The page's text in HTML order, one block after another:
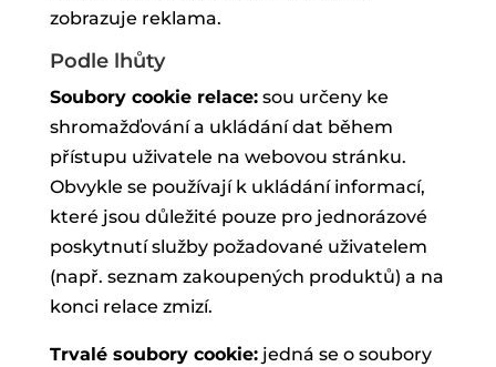
zobrazuje reklama.
Podle lhůty
Soubory cookie relace:sou určeny ke
shromažďování a ukládání dat během
přístupu uživatele na webovou stránku.
Obvykle se používají k ukládání informací,
které jsou důležité pouze pro jednorázové
poskytnutí služby požadované uživatelem
(např. seznam zakoupených produktů) a na
konci relace zmizí.
Trvalé soubory cookie:jedná se o soubory